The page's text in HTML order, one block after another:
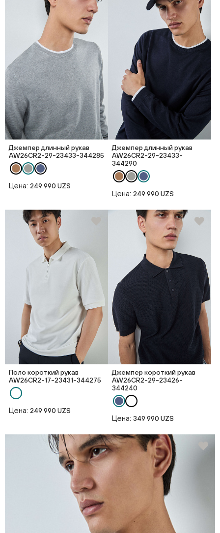
Джемпер длинный рукав
AW26CR2-29-23433-344285
Цена: 249 990 UZS
Джемпер длинный рукав
AW26CR2-29-23433-
344290
Цена: 249 990 UZS
Поло короткий рукав
AW26CR2-17-23431-344275
Цена: 249 990 UZS
Джемпер короткий рукав
AW26CR2-29-23426-
344240
Цена: 349 990 UZS